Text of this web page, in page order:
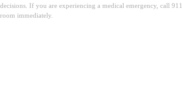
decisions. If you are experiencing a medical emergency, call
room immediately.